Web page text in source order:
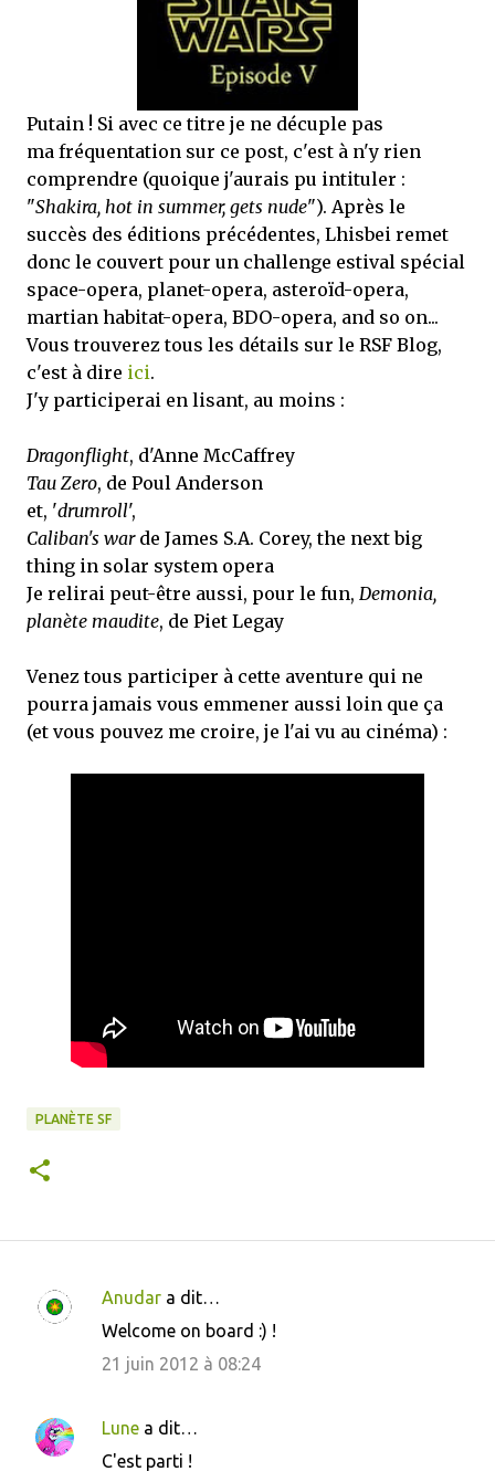
mettre sous tous les yeux. C'est cela...
Putain ! Si avec ce titre je ne décuple pas
ma fréquentation sur ce post, c'est à n'y rien
comprendre (quoique j'aurais pu intituler :
"Shakira, hot in summer, gets nude"). Après le
succès des éditions précédentes, Lhisbei remet
donc le couvert pour un challenge estival spécial
space-opera, planet-opera, asteroïd-opera,
martian habitat-opera, BDO-opera, and so on...
Vous trouverez tous les détails sur le RSF Blog,
c'est à dire ici.
J'y participerai en lisant, au moins :
Dragonflight, d'Anne McCaffrey
Tau Zero, de Poul Anderson
et, 'drumroll',
Caliban's warde James S.A. Corey, the next big
thing in solar system opera
Je relirai peut-être aussi, pour le fun, Demonia,
planète maudite, de Piet Legay
Venez tous participer à cette aventure qui ne
pourra jamais vous emmener aussi loin que ça
(et vous pouvez me croire, je l'ai vu au cinéma) :
PLANÈTE SF
C
e
Anudar a dit…
Welcome on board :) !
21 juin 2012 à 08:24
Lune a dit…
C'est parti !